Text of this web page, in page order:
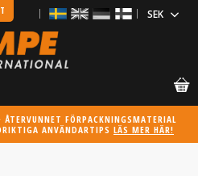
FÖRPACKNINGSMATERIAL
ANVÄNDARTIPS LÄS MER HÄR!